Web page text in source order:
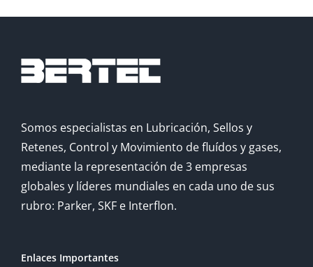
Somos especialistas en Lubricación, Sellos y
Retenes, Control y Movimiento de fluídos y gases,
mediante la representación de 3 empresas
globales y líderes mundiales en cada uno de sus
rubro: Parker, SKF e Interflon.
Enlaces Importantes